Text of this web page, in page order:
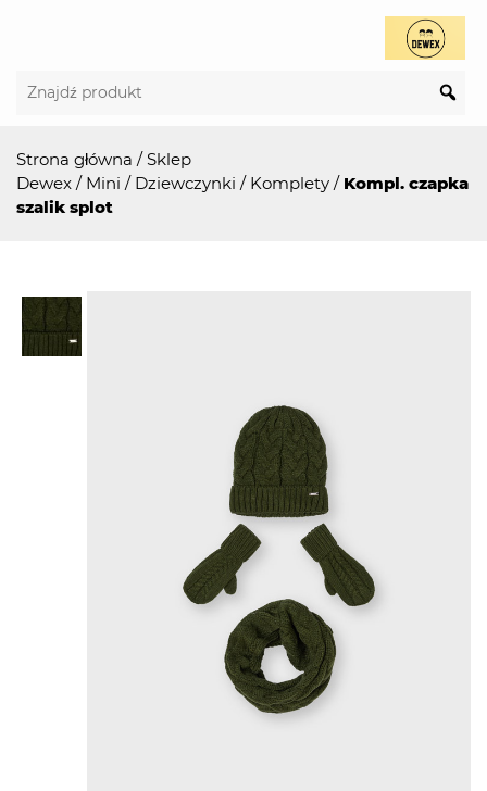
Strona główna /Sklep
Dewex / Mini / Dziewczynki / Komplety / Kompl. czapka
szalik splot